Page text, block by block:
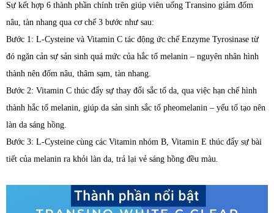
Sự kết hợp 6 thành phần chính trên giúp viên uống Transino giảm đốm
nâu, tàn nhang qua cơ chế 3 bước như sau:
Bước 1: L-Cysteine và Vitamin C tác động ức chế Enzyme Tyrosinase từ
đó ngăn cản sự sản sinh quá mức của hắc tố melanin – nguyên nhân hình
thành nên đốm nâu, thâm sạm, tàn nhang.
Bước 2: Vitamin C thúc đẩy sự thay đổi sắc tố da, qua việc hạn chế hình
thành hắc tố melanin, giúp da sản sinh sắc tố pheomelanin – yếu tố tạo nên
làn da sáng hồng.
Bước 3: L-Cysteine cùng các Vitamin nhóm B, Vitamin E thúc đẩy sự bài
tiết của melanin ra khỏi làn da, trả lại vẻ sáng hồng đều màu.